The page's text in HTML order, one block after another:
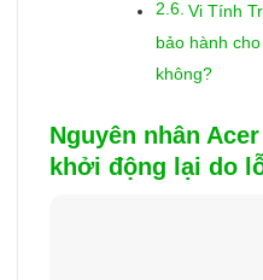
Vi Tính
bảo hành
không?
Nguyên nhân
khởi động lại do